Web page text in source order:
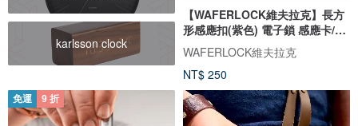
karlsson clock
【WAFERLOCK維夫拉克】長方
形感應扣(紫色) 電子鎖 感應卡/感
應扣
WAFERLOCK維夫拉克
NT$ 250
免運 9 折